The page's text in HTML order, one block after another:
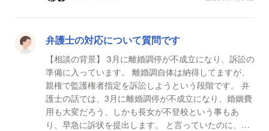
弁護士の対応について質問です
【相談の背景】 3月に離婚調停が不成立になり、訴訟の
準備に入っています。 離婚調自体は納得してますが、
親権で監護権者指定を訴訟しようという段階です。 弁
護士の話では、3月に離婚調停が不成立になり、婚姻費
用も大変だろう、しかも長女が不登校という事もあ
り、早急に訴状を提出します。 と言っていたのに、今